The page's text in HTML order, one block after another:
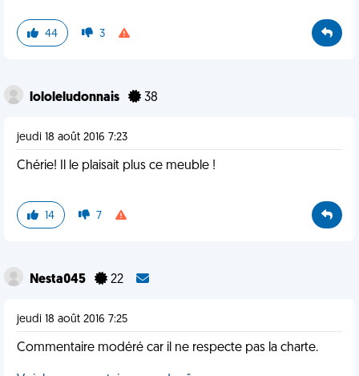
44 3
lololeludonnais 38
jeudi 18 août 2016 7:23
Chérie! Il le plaisait plus ce meuble !
14 7
Nesta045 22
jeudi 18 août 2016 7:25
Commentaire modéré car il ne respecte pas la charte.